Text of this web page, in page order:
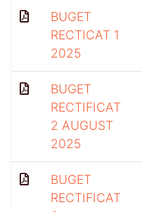
BUGET
RECTICAT 1
2025
BUGET
RECTIFICAT
2 AUGUST
2025
BUGET
RECTIFICAT